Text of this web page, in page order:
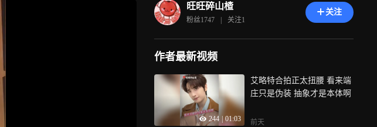
旺旺碎山楂
粉丝1747 | 关注1
关注
作者最新视频
244 01:03
艾略特合拍正太扭腰 看来端
庄只是伪装 抽象才是本体啊
前天